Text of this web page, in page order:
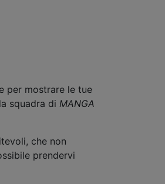
per mostrare le tue
squadra di MANGA
che non
prendervi